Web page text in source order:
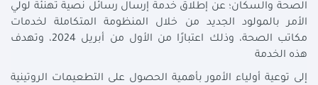
الصحة والسكان؛ عن إطلاق خدمة إرسال رسائل نصية تهنئة لولي
الأمر بالمولود الجديد من خلال المنظومة المتكاملة لخدمات
مكاتب الصحة، وذلك اعتبارًا من الأول من أبريل 2024، وتهدف
هذه الخدمة
إلى توعية أولياء الأمور بأهمية الحصول على التطعيمات الروتينية